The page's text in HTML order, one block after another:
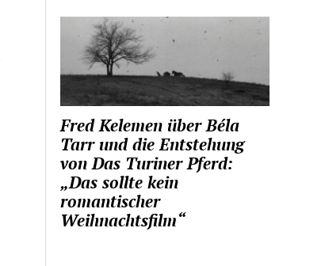
Fred Kelemen über Béla
Tarr und die Entstehung
von Das Turiner Pferd:
„Das sollte kein
romantischer
Weihnachtsfilm“